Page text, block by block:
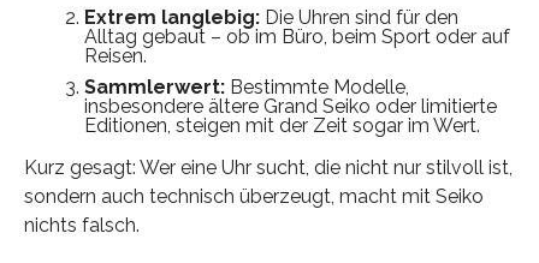
Extrem langlebig:Die Uhren sind für den
Alltag gebaut – ob im Büro, beim Sport oder auf
Reisen.
Sammlerwert:Bestimmte Modelle,
insbesondere ältere Grand Seiko oder limitierte
Editionen, steigen mit der Zeit sogar im Wert.
Kurz gesagt: Wer eine Uhr sucht, die nicht nur stilvoll ist,
sondern auch technisch überzeugt, macht mit Seiko
nichts falsch.